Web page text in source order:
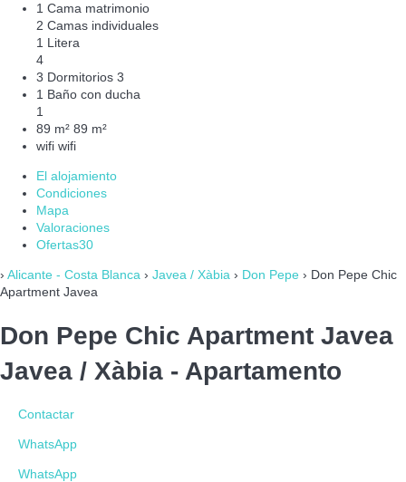
1 Cama matrimonio
2 Camas individuales
1 Litera
4
3 Dormitorios 3
1 Baño con ducha
1
89 m² 89 m²
wifi wifi
El alojamiento
Condiciones
Mapa
Valoraciones
Ofertas30
› Alicante - Costa Blanca › Javea / Xàbia › Don Pepe › Don Pepe Chic
Apartment Javea
Don Pepe Chic Apartment Javea
Javea / Xàbia - Apartamento
Contactar
WhatsApp
WhatsApp